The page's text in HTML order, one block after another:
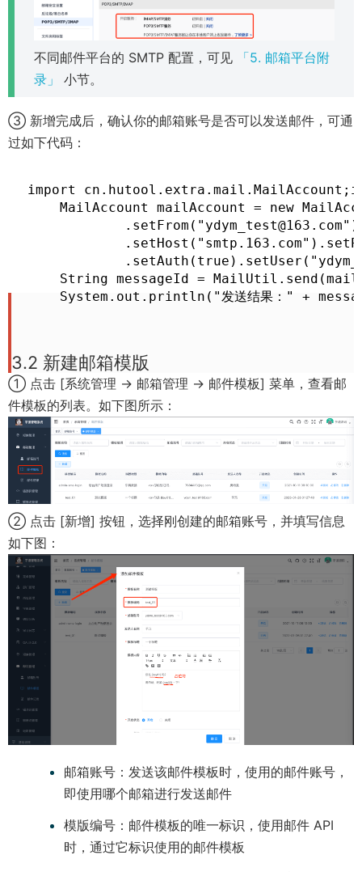
e
w
w
d
)
不同邮件平台的 SMTP 配置，可见
「5. 邮箱平台附
录」
小节。
③ 新增完成后，确认你的邮箱账号是否可以发送邮件，可通
过如下代码：
import
MailAccount mailAccount = new
.setFrom("ydym_test@163.com") //
String messageId =
System.out.println("发送结果：" +
3.2 新建邮箱模版
① 点击 [系统管理 -> 邮箱管理 -> 邮件模板] 菜单，查看邮
件模板的列表。如下图所示：
② 点击 [新增] 按钮，选择刚创建的邮箱账号，并填写信息
如下图：
邮箱账号：发送该邮件模板时，使用的邮件账号，
即使用哪个邮箱进行发送邮件
模版编号：邮件模板的唯一标识，使用邮件 API
时，通过它标识使用的邮件模板